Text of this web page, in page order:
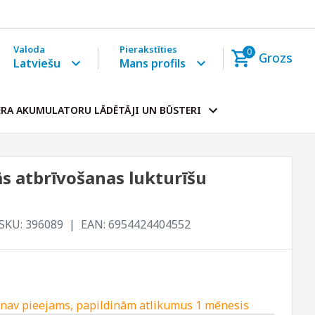
Pierakstīties
Mans profils
0 Grozs
Valoda
Latviešu
AKUMULATORU LĀDĒTĀJI UN BŪSTERI
atbrīvošanas lukturīšu
396089 EAN: 6954424404552
pieejams, papildinām atlikumus 1 mēnesis